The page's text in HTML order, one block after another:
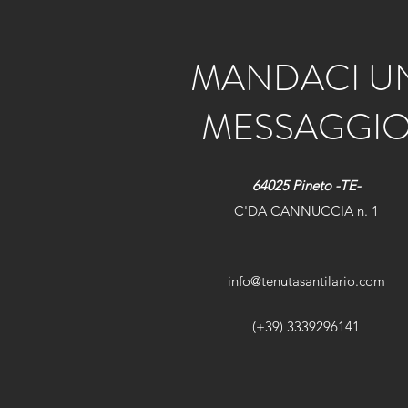
MANDACI
64025 Pineto -TE-
C'DA CANNUCCIA n. 1
info@tenutasantilario.com
(+39) 3339296141